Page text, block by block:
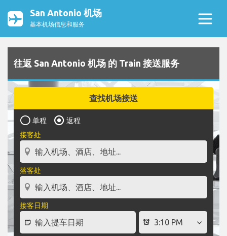
San Antonio 机场
基本机场信息和服务
往返 San Antonio 机场 的 Train 接送服务
查找机场接送
单程
返程
接客处
落客处
接客日期